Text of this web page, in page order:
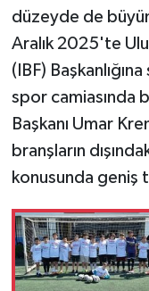
düzeyde de
Aralık 2025'te
(IBF)
spor camiasında
Başkanı Umar
branşların
konusunda geniş